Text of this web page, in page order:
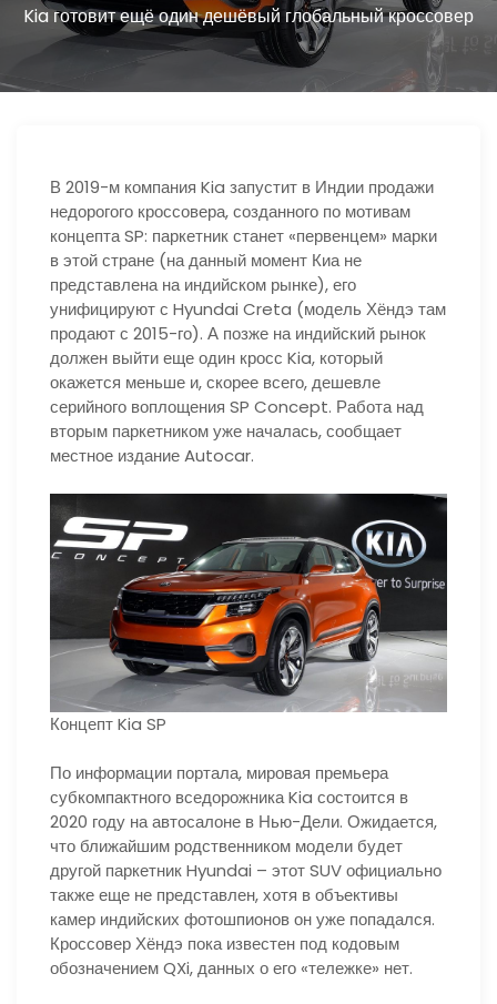
Kia готовит ещё один дешёвый глобальный кроссовер
В 2019-м компания Kia запустит в Индии продажи
недорогого кроссовера, созданного по мотивам
концепта SP: паркетник станет «первенцем» марки
в этой стране (на данный момент Киа не
представлена на индийском рынке), его
унифицируют с Hyundai Creta (модель Хёндэ там
продают с 2015-го). А позже на индийский рынок
должен выйти еще один кросс Kia, который
окажется меньше и, скорее всего, дешевле
серийного воплощения SP Concept. Работа над
вторым паркетником уже началась, сообщает
местное издание Autocar.
Концепт Kia SP
По информации портала, мировая премьера
субкомпактного вседорожника Kia состоится в
2020 году на автосалоне в Нью-Дели. Ожидается,
что ближайшим родственником модели будет
другой паркетник Hyundai – этот SUV официально
также еще не представлен, хотя в объективы
камер индийских фотошпионов он уже попадался.
Кроссовер Хёндэ пока известен под кодовым
обозначением QXi, данных о его «тележке» нет.